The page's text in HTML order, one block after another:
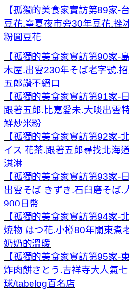
【孤獨的美食家實訪第89家-
豆花.寧夏夜市旁30年豆花.挫
粉圓豆花
【孤獨的美食家實訪第90家-
木屋.出雲230年そば老字號.
五郎讚不絕口
【孤獨的美食家實訪第91家-
跟著五郎.比嘉愛未.大啖出雲
鮮炒米粉
【孤獨的美食家實訪第92家-
イス 花茶.跟著五郎尋找北海
淇淋
【孤獨的美食家實訪第93家-
出雲そば きずき.石臼磨そば.
900日幣
【孤獨的美食家實訪第94家-
焼物 はつ花.小樽80年關東煮
奶奶的溫暖
【孤獨的美食家實訪第95家-
炸肉餅さとう.吉祥寺大人氣
球/tabelog百名店